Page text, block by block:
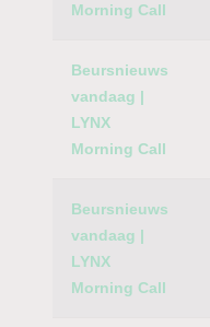
Morning Call
Beursnieuws
vandaag |
LYNX
Morning Call
Beursnieuws
vandaag |
LYNX
Morning Call